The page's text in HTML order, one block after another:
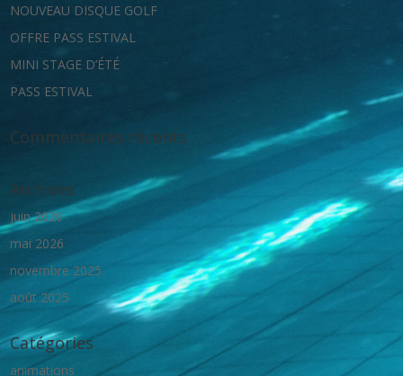
NOUVEAU DISQUE GOLF
OFFRE PASS ESTIVAL
MINI STAGE D’ÉTÉ
PASS ESTIVAL
Commentaires récents
Archives
juin 2026
mai 2026
novembre 2025
août 2025
Catégories
animations